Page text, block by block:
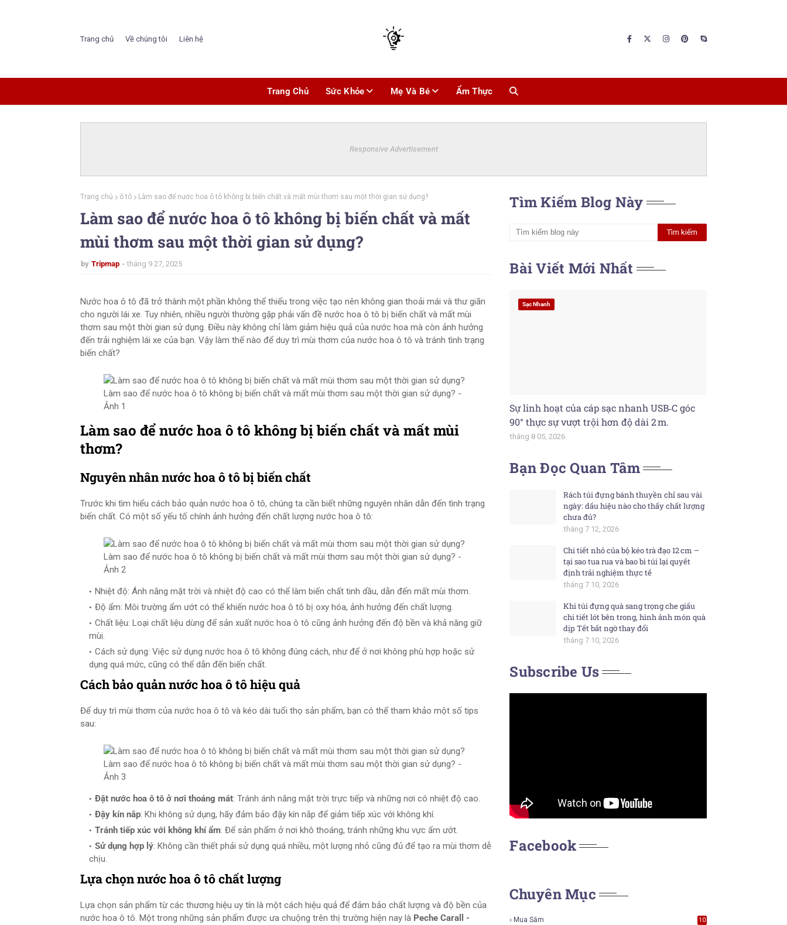
Trang chủ Về chúng tôi Liên hệ
Trang Chủ Sức Khỏe Mẹ Và Bé Ẩm Thực
Responsive Advertisement
Trang chủ ô tô Làm sao để nước hoa ô tô không bị biến chất và mất mùi thơm sau một thời gian sử dụng?
Làm sao để nước hoa ô tô không bị biến chất và mất
mùi thơm sau một thời gian sử dụng?
by Tripmap tháng 9 27, 2025
Nước hoa ô tô đã trở thành một phần không thể thiếu trong việc tạo nên không gian thoải mái và thư giãn
cho người lái xe. Tuy nhiên, nhiều người thường gặp phải vấn đề nước hoa ô tô bị biến chất và mất mùi
thơm sau một thời gian sử dụng. Điều này không chỉ làm giảm hiệu quả của nước hoa mà còn ảnh hưởng
đến trải nghiệm lái xe của bạn. Vậy làm thế nào để duy trì mùi thơm của nước hoa ô tô và tránh tình trạng
biến chất?
Làm sao để nước hoa ô tô không bị biến chất và mất mùi thơm sau một thời gian sử dụng? -
Ảnh 1
Làm sao để nước hoa ô tô không bị biến chất và mất mùi
thơm?
Nguyên nhân nước hoa ô tô bị biến chất
Trước khi tìm hiểu cách bảo quản nước hoa ô tô, chúng ta cần biết những nguyên nhân dẫn đến tình trạng
biến chất. Có một số yếu tố chính ảnh hưởng đến chất lượng nước hoa ô tô:
Làm sao để nước hoa ô tô không bị biến chất và mất mùi thơm sau một thời gian sử dụng? -
Ảnh 2
Nhiệt độ: Ánh nắng mặt trời và nhiệt độ cao có thể làm biến chất tinh dầu, dẫn đến mất mùi thơm.
Độ ẩm: Môi trường ẩm ướt có thể khiến nước hoa ô tô bị oxy hóa, ảnh hưởng đến chất lượng.
Chất liệu: Loại chất liệu dùng để sản xuất nước hoa ô tô cũng ảnh hưởng đến độ bền và khả năng giữ
mùi.
Cách sử dụng: Việc sử dụng nước hoa ô tô không đúng cách, như để ở nơi không phù hợp hoặc sử
dụng quá mức, cũng có thể dẫn đến biến chất.
Cách bảo quản nước hoa ô tô hiệu quả
Để duy trì mùi thơm của nước hoa ô tô và kéo dài tuổi thọ sản phẩm, bạn có thể tham khảo một số tips
sau:
Làm sao để nước hoa ô tô không bị biến chất và mất mùi thơm sau một thời gian sử dụng? -
Ảnh 3
Đặt nước hoa ô tô ở nơi thoáng mát: Tránh ánh nắng mặt trời trực tiếp và những nơi có nhiệt độ cao.
Đậy kín nắp: Khi không sử dụng, hãy đảm bảo đậy kín nắp để giảm tiếp xúc với không khí.
Tránh tiếp xúc với không khí ẩm: Để sản phẩm ở nơi khô thoáng, tránh những khu vực ẩm ướt.
Sử dụng hợp lý: Không cần thiết phải sử dụng quá nhiều, một lượng nhỏ cũng đủ để tạo ra mùi thơm dễ
chịu.
Lựa chọn nước hoa ô tô chất lượng
Lựa chọn sản phẩm từ các thương hiệu uy tín là một cách hiệu quả để đảm bảo chất lượng và độ bền của
nước hoa ô tô. Một trong những sản phẩm được ưa chuộng trên thị trường hiện nay là Peche Carall -
Tìm Kiếm Blog Này
Bài Viết Mới Nhất
Sạc Nhanh
Sự linh hoạt của cáp sạc nhanh USB‑C góc
90° thực sự vượt trội hơn độ dài 2 m.
tháng 8 05, 2026
Bạn Đọc Quan Tâm
Rách túi đựng bánh thuyền chỉ sau vài
ngày: dấu hiệu nào cho thấy chất lượng
chưa đủ?
tháng 7 12, 2026
Chi tiết nhỏ của bộ kéo trà đạo 12 cm –
tại sao tua rua và bao bì túi lại quyết
định trải nghiệm thực tế
tháng 7 10, 2026
Khi túi đựng quà sang trọng che giấu
chi tiết lót bên trong, hình ảnh món quà
dịp Tết bất ngờ thay đổi
tháng 7 10, 2026
Subscribe Us
Facebook
Chuyên Mục
Mua Sắm
10